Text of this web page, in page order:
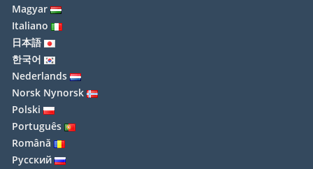
Magyar
Italiano
日本語
한국어
Nederlands
Norsk Nynorsk
Polski
Português
Română
Русский